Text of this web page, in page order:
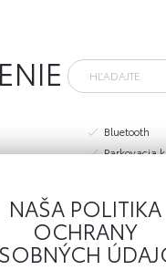
predné okná
Bluetooth
Parkovacia
Volant -
Airbag -
Posilňovač
NAŠA POLITIKA
OCHRANY